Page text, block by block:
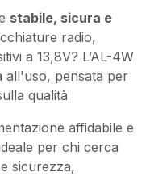
stabile, sicura e
radio,
a 13,8V? L’AL-4W
all'uso, pensata per
qualità
affidabile e
per chi cerca
sicurezza,